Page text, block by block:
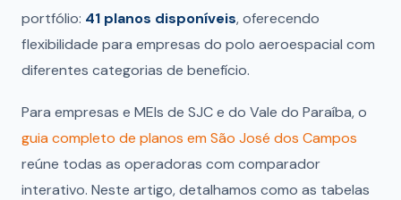
portfólio: 41 planos disponíveis, oferecendo
flexibilidade para empresas do polo aeroespacial com
diferentes categorias de benefício.
Para empresas e MEIs de SJC e do Vale do Paraíba, o
guia completo de planos em São José dos Campos
reúne todas as operadoras com comparador
interativo. Neste artigo, detalhamos como as tabelas